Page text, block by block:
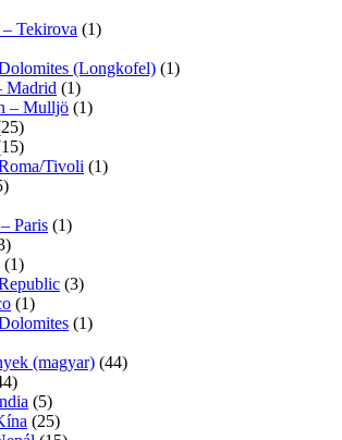
Tekirova (1)
(Longkofel) (1)
Madrid (1)
– Mulljö (1)
Tivoli (1)
Paris (1)
(1)
(3)
(1)
(1)
(magyar) (44)
(5)
(25)